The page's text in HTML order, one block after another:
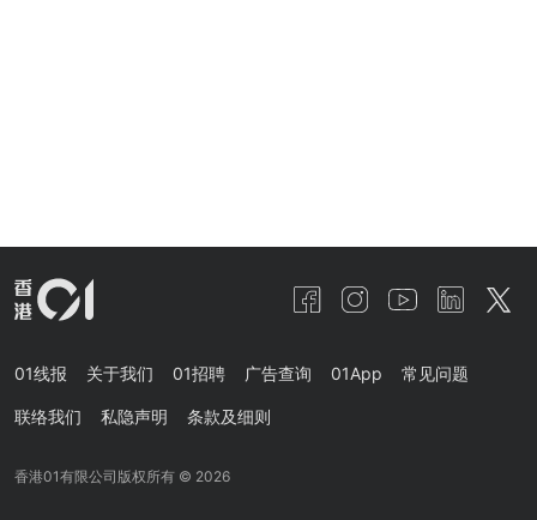
01线报 关于我们 01招聘 广告查询 01App 常见问题
联络我们 私隐声明 条款及细则
香港01有限公司版权所有 © 2026